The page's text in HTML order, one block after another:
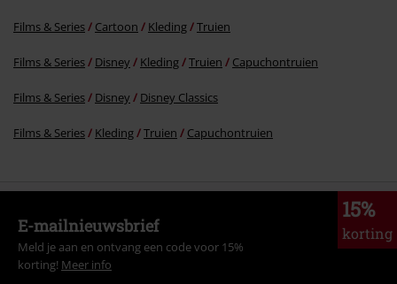
Films & Series Cartoon Kleding Truien
Films & Series Disney Kleding Truien Capuchontruien
Films & Series Disney Disney Classics
Films & Series Kleding Truien Capuchontruien
15%
korting
E-mailnieuwsbrief
Meld je aan en ontvang een code voor 15%
korting! Meer info